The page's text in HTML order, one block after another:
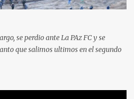
se perdio ante La PAz FC y se
que salimos ultimos en el segundo